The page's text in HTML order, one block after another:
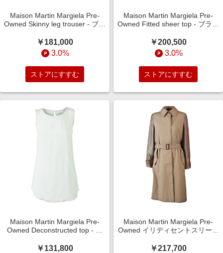
Maison Martin Margiela Pre-
Owned Skinny leg trouser - ブラ
￥181,000
3.0%
ストアにすすむ
Maison Martin Margiela Pre-
Owned Fitted sheer top - ブラッ
￥200,500
3.0%
ストアにすすむ
Maison Martin Margiela Pre-
Owned Deconstructed top - グ
￥131,800
Maison Martin Margiela Pre-
Owned イリディセントスリーブ
￥217,700